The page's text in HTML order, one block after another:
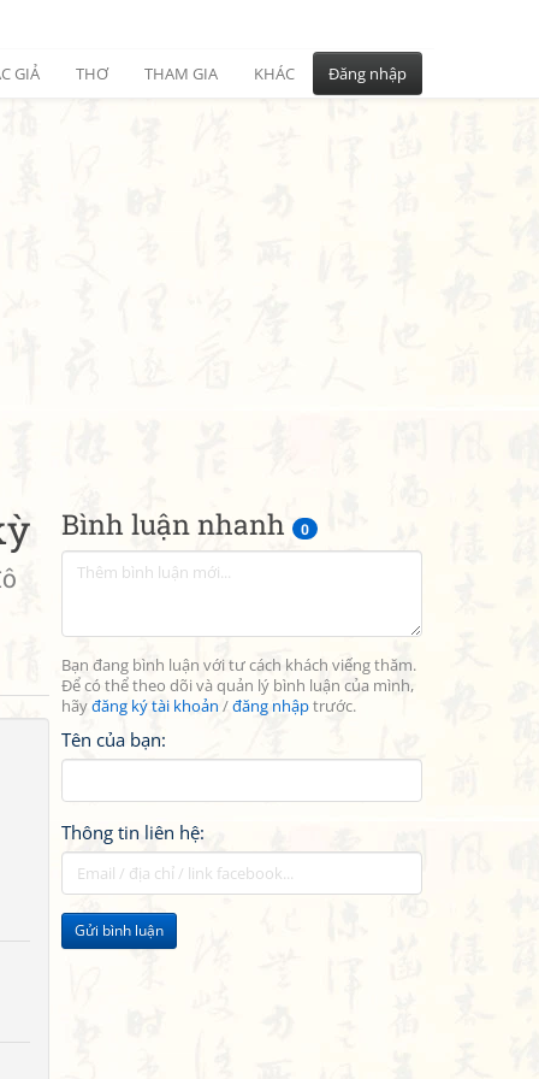
GIẢ THƠ THAM GIA KHÁC Đăng nhập
Bình luận nhanh 0
Bạn đang bình luận với tư cách khách viếng thăm.
Để có thể theo dõi và quản lý bình luận của mình,
hãyđăng ký tài khoản /đăng nhậptrước.
Tên của bạn:
Thông tin liên hệ:
Gửi bình luận